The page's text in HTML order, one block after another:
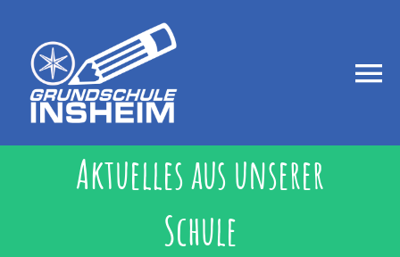
springen
Startseite
Aktuelles
Aktuelles aus unserer
Schule